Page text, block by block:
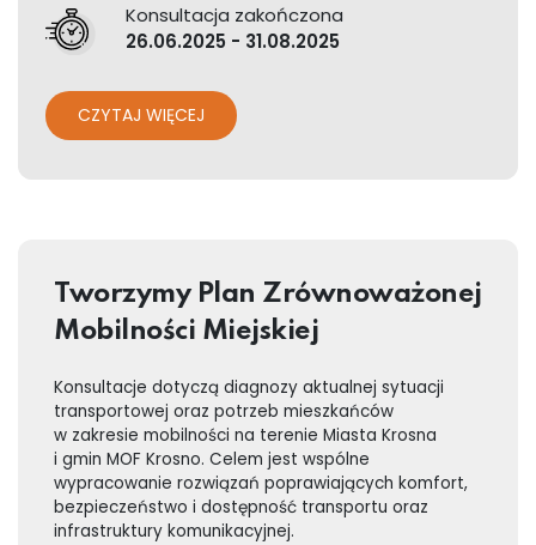
Konsultacja zakończona
26.06.2025 - 31.08.2025
CZYTAJ WIĘCEJ
Tworzymy Plan Zrównoważonej
Mobilności Miejskiej
Konsultacje dotyczą diagnozy aktualnej sytuacji
transportowej oraz potrzeb mieszkańców
w zakresie mobilności na terenie Miasta Krosna
i gmin MOF Krosno. Celem jest wspólne
wypracowanie rozwiązań poprawiających komfort,
bezpieczeństwo i dostępność transportu oraz
infrastruktury komunikacyjnej.